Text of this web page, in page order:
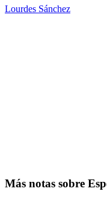
Lourdes Sánchez
Más notas sobre